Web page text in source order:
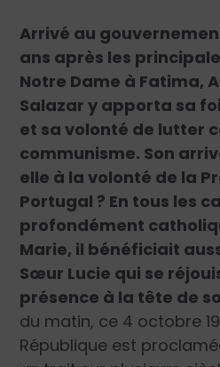
Arrivé au
ans après les
Notre Dame à Fatima,
Salazar y apporta sa
et sa volonté de lutter
communisme. Son
elle à la volonté de la
Portugal ? En tous les
profondément
Marie, il bénéficiait
Sœur Lucie qui se
présence à la tête de
du matin, ce 4 octobre
République est